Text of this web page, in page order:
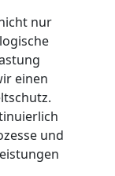
nur
einen
und